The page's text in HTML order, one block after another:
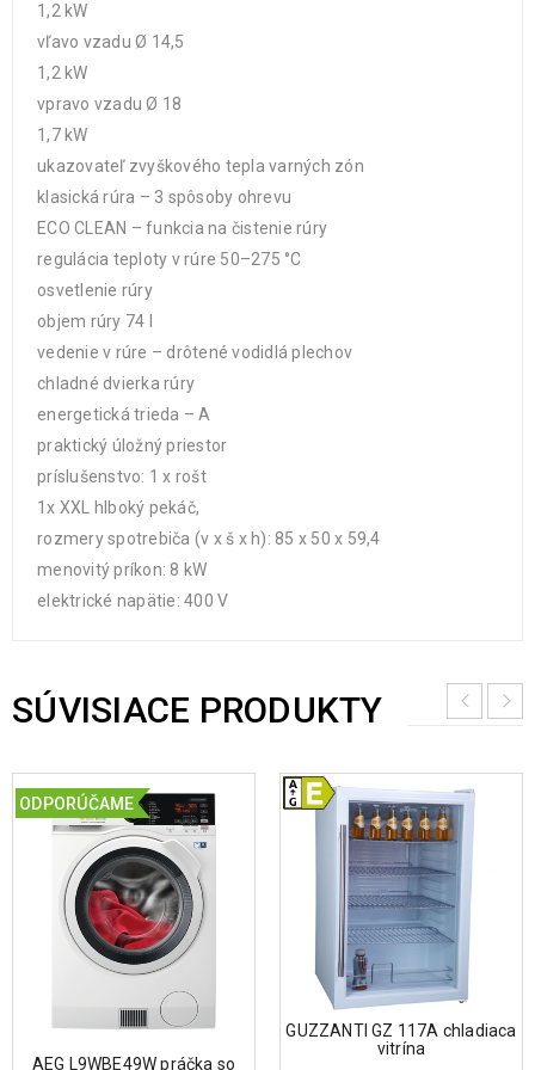
1,2 kW
vľavo vzadu Ø 14,5
1,2 kW
vpravo vzadu Ø 18
1,7 kW
ukazovateľ zvyškového tepla varných zón
klasická rúra – 3 spôsoby ohrevu
ECO CLEAN – funkcia na čistenie rúry
regulácia teploty v rúre 50–275 °C
osvetlenie rúry
objem rúry 74 l
vedenie v rúre – drôtené vodidlá plechov
chladné dvierka rúry
energetická trieda – A
praktický úložný priestor
príslušenstvo: 1 x rošt
1x XXL hlboký pekáč,
rozmery spotrebiča (v x š x h): 85 x 50 x 59,4
menovitý príkon: 8 kW
elektrické napätie: 400 V
SÚVISIACE PRODUKTY
ODPORÚČAME
AEG L9WBE49W práčka so
GUZZANTI GZ 117A chladiaca
vitrína